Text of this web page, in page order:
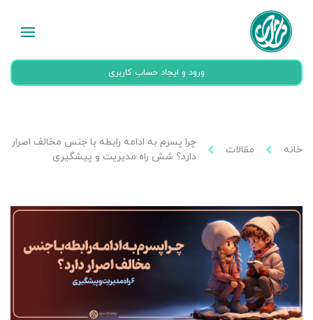
ورود و ایجاد حساب کاربری
خانه مقالات
چرا پسرم به ادامه رابطه با جنس مخالف اصرار
دارد؟ شش راه مدیریت و پیشگیری